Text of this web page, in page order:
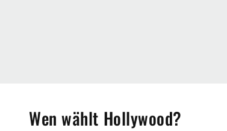
Wen wählt Hollywood?